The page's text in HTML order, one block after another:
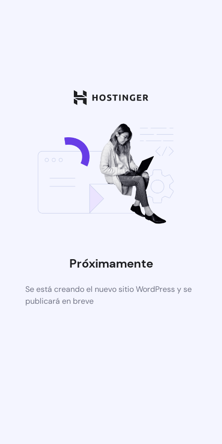
Próximamente
Se está creando el nuevo sitio WordPress y se
publicará en breve